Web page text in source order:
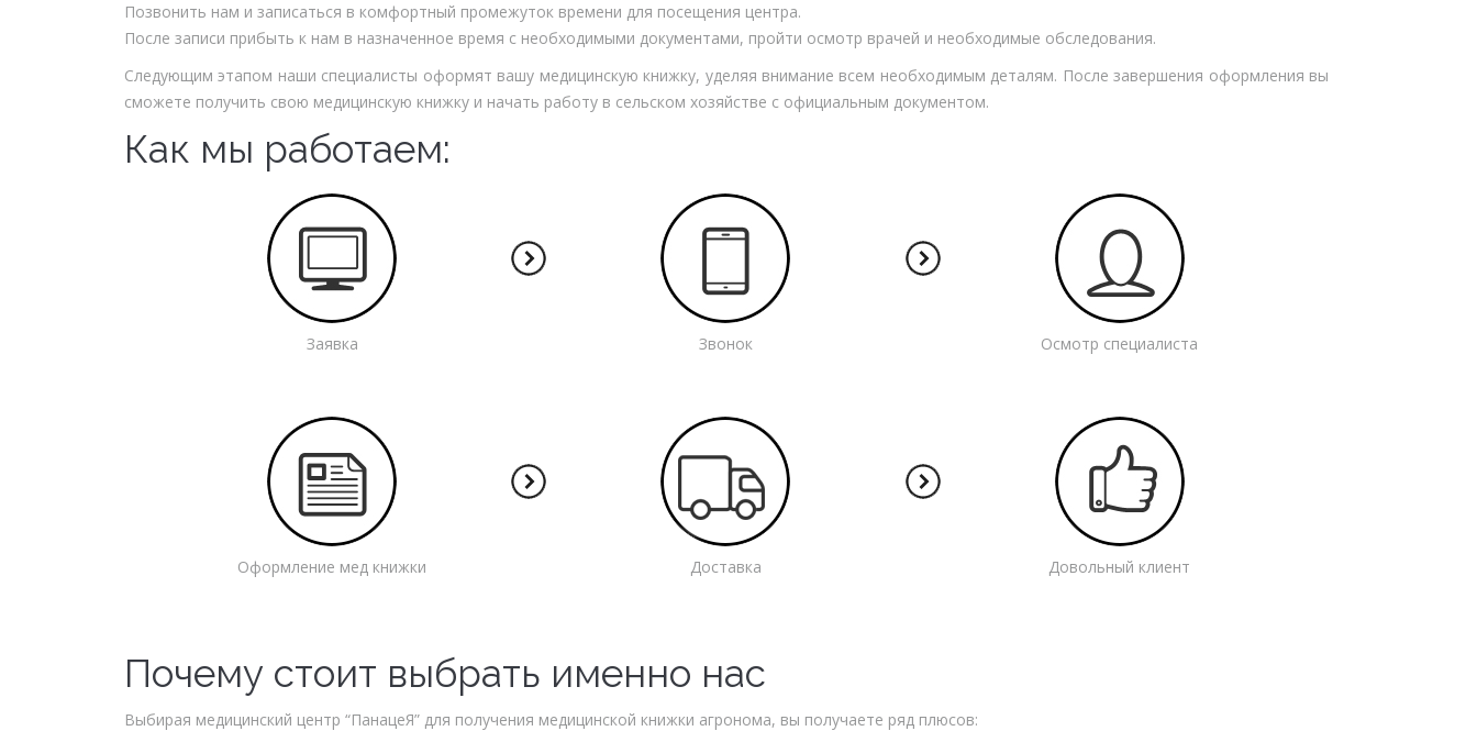
Позвонить нам и записаться в комфортный промежуток времени для посещения центра.
После записи прибыть к нам в назначенное время с необходимыми документами, пройти осмотр врачей и необходимые обследования.
Следующим этапом наши специалисты оформят вашу медицинскую книжку, уделяя внимание всем необходимым деталям. После завершения оформления вы
сможете получить свою медицинскую книжку и начать работу в сельском хозяйстве с официальным документом.
Как мы работаем:
Заявка Звонок Осмотр специалиста
Оформление мед книжки Доставка Довольный клиент
Почему стоит выбрать именно нас
Выбирая медицинский центр “ПанацеЯ” для получения медицинской книжки агронома, вы получаете ряд плюсов: